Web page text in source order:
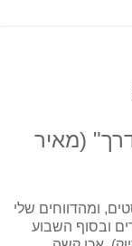
(מאיר
ומהדווחים שלי
ובסוף השבוע